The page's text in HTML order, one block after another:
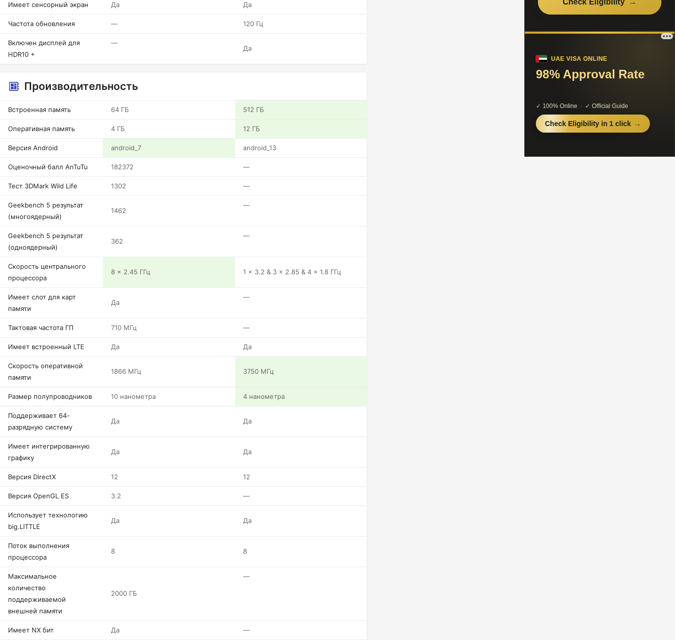
Имеет сенсорный экран Да Да
Частота обновления — 120 Гц
Включен дисплей для
HDR10 +
—
Да
Производительность
Встроенная память 64 ГБ 512 ГБ
Оперативная память 4 ГБ 12 ГБ
Версия Android android_7 android_13
Оценочный балл AnTuTu 182372 —
Тест 3DMark Wild Life 1302 —
Geekbench 5 результат
(многоядерный)
1462
—
Geekbench 5 результат
(одноядерный)
362
—
Скорость центрального
процессора
8 x 2.45 ГГц 1 x 3.2 & 3 x 2.85 & 4 x 1.8 ГГц
Имеет слот для карт
памяти
Да
—
Тактовая частота ГП 710 МГц —
Имеет встроенный LTE Да Да
Скорость оперативной
памяти
1866 МГц 3750 МГц
Размер полупроводников 10 нанометра 4 нанометра
Поддерживает 64-
разрядную систему
Да Да
Имеет интегрированную
графику
Да Да
Версия DirectX 12 12
Версия OpenGL ES 3.2 —
Использует технологию
big.LITTLE
Да Да
Поток выполнения
процессора
8 8
Максимальное
количество
поддерживаемой
внешней памяти
2000 ГБ
—
Имеет NX бит Да —